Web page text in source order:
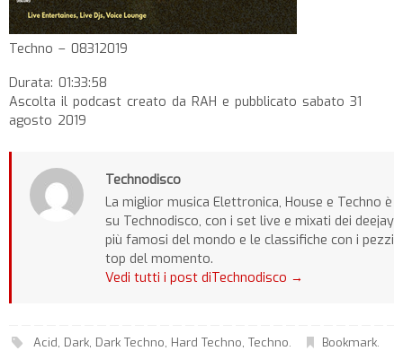
Techno – 08312019
Durata: 01:33:58
Ascolta il podcast creato da RAH e pubblicato sabato 31
agosto 2019
Technodisco
La miglior musica Elettronica, House e Techno è
su Technodisco, con i set live e mixati dei deejay
più famosi del mondo e le classifiche con i pezzi
top del momento.
Vedi tutti i post diTechnodisco →
Acid, Dark, Dark Techno, Hard Techno, Techno. Bookmark.